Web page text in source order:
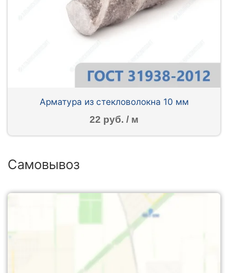
Арматура из стекловолокна 10 мм
22 руб. / м
Самовывоз